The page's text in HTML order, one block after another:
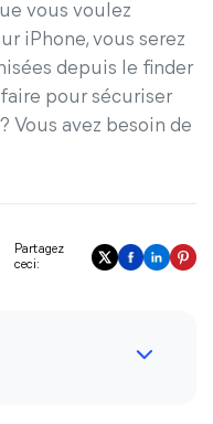
vous voulez
iPhone, vous serez
depuis le finder
pour sécuriser
Vous avez besoin de
Partagez
ceci: